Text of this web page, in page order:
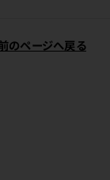
のページへ戻る